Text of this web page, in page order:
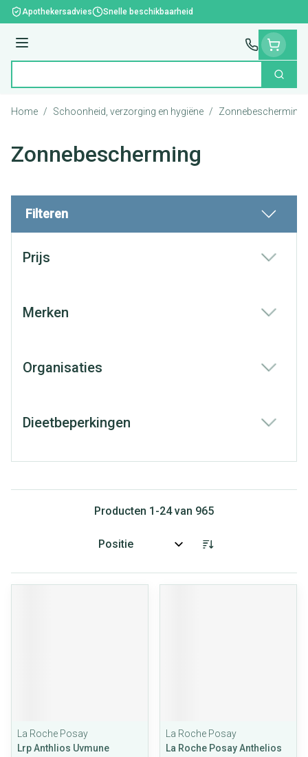
Ga naar de inhoud
Apothekersadvies Snelle beschikbaarheid
Menu
Zoek
Home / Schoonheid, verzorging en hygiëne / Zonnebescherming
Zonnebescherming
Filteren
Prijs
Merken
Organisaties
Dieetbeperkingen
Producten 1 -24van 965
Sorteer op:
La Roche Posay
Lrp Anthlios Uvmune
La Roche Posay
La Roche Posay Anthelios